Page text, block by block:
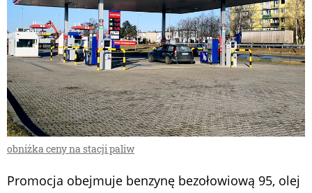
obniżka ceny na stacji paliw
Promocja obejmuje benzynę bezołowiową 95, olej